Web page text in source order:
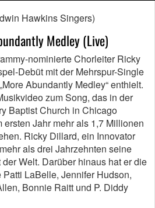
Hawkins Singers)
Medley (Live)
nominierte Chorleiter Ricky
Debüt mit der Mehrspur-Single
Abundantly Medley“ enthielt.
zum Song, das in der
Baptist Church in Chicago
Jahr mehr als 1,7 Millionen
Ricky Dillard, ein Innovator
als drei Jahrzehnten seine
Welt. Darüber hinaus hat er die
LaBelle, Jennifer Hudson,
Bonnie Raitt und P. Diddy